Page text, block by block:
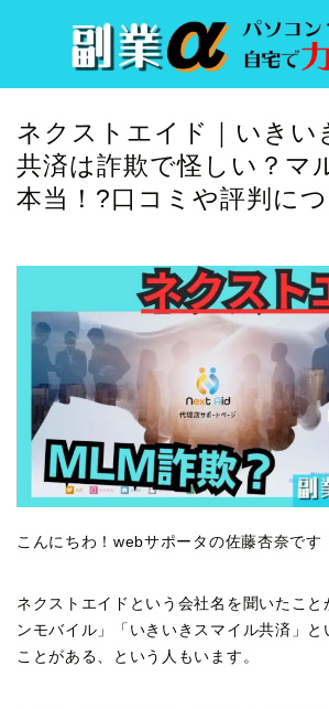
ネクストエイド｜いきい
共済は詐欺で怪しい？マ
本当！?口コミや評判に
こんにちわ！webサポータの佐藤杏奈です
ネクストエイドという会社名を聞いたこと
ンモバイル」「いきいきスマイル共済」と
ことがある、という人もいます。